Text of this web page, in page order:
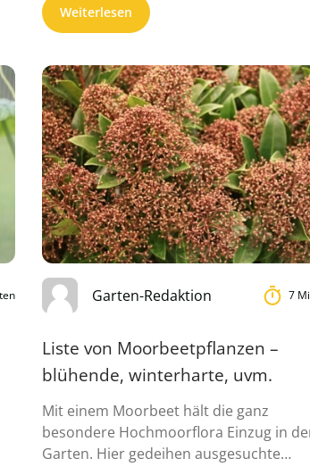
Weiterlesen
Garten-Redaktion 7
Liste von Moorbeetpflanzen –
blühende, winterharte, uvm.
Mit einem Moorbeet hält die ganz
besondere Hochmoorflora Einzug in
Garten. Hier gedeihen ausgesuchte